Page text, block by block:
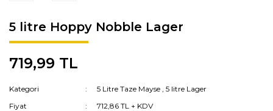
5 litre Hoppy Nobble Lager
719,99 TL
Kategori 5 Litre Taze Mayse ,5 litre Lager
Fiyat
712,86 TL + KDV